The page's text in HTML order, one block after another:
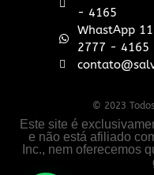
- 4165
WhastApp 11
2777 - 4165
© 2023
Este site é
e não está afiliado
Inc., nem oferecemos